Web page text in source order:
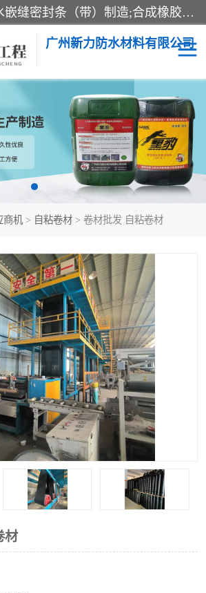
经营范围包括防水嵌缝密封条（带）制造;合成橡胶制造（监控化学品、危险化学品除外）;沥青混合物制造;防水胶粘带制造;其他合成材料制造（监控化学品、危险化学品除外）;涂料制造（监控化学品、危险化学品除外）;建筑结构防水补漏;防水建筑材料制造;粘合剂制造（监控化学品、危险化学品除外）;涂料零售;广州新力防水材料有限公司具有1处分支机构。
广州新力防水材料有限公司
商机 > 自粘卷材 > 卷材批发 自粘卷材
材
建筑108胶水
自粘卷材
料